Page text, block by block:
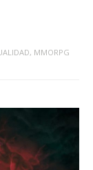
, MMORPG